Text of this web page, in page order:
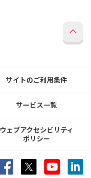
サイトのご利用条件
サービス一覧
ウェブアクセシビリティ
ポリシー